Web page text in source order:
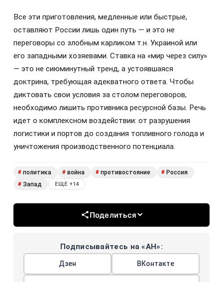
Все эти приготовления, медленные или быстрые,
оставляют России лишь один путь — и это не
переговоры со злобным карликом т.н. Украиной или
его западными хозяевами. Ставка на «мир через силу»
— это не сиюминутный тренд, а устоявшаяся
доктрина, требующая адекватного ответа. Чтобы
диктовать свои условия за столом переговоров,
необходимо лишить противника ресурсной базы. Речь
идет о комплексном воздействии: от разрушения
логистики и портов до создания топливного голода и
уничтожения производственного потенциала.
# политика # война # противостояние # Россия
# Запад ЕЩЕ +14
Поделиться
Подписывайтесь на «АН»:
Дзен ВКонтакте